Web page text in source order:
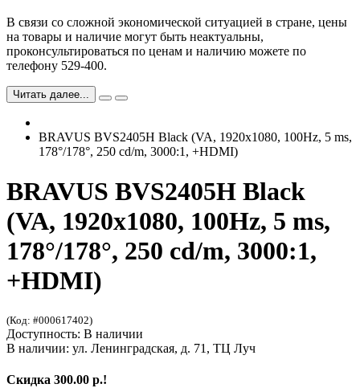
В связи со сложной экономической ситуацией в стране, цены
на товары и наличие могут быть неактуальны,
проконсультироваться по ценам и наличию можете по
телефону 529-400.
Читать далее...
BRAVUS BVS2405H Black (VA, 1920x1080, 100Hz, 5 ms,
178°/178°, 250 cd/m, 3000:1, +HDMI)
BRAVUS BVS2405H Black
(VA, 1920x1080, 100Hz, 5 ms,
178°/178°, 250 cd/m, 3000:1,
+HDMI)
(Код: #000617402)
Доступность: В наличии
В наличии: ул. Ленинградская, д. 71, ТЦ Луч
Скидка 300.00 р.!